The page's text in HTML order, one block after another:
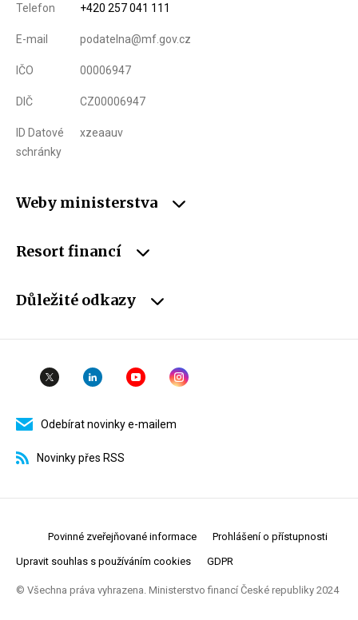
Telefon +420 257 041 111
E-mail podatelna@mf.gov.cz
IČO 00006947
DIČ CZ00006947
ID Datové
schránky
xzeaauv
Weby ministerstva
Resort financí
Důležité odkazy
Odebírat novinky e-mailem
Novinky přes RSS
Povinné zveřejňované informace Prohlášení o přístupnosti
Upravit souhlas s používáním cookies GDPR
© Všechna práva vyhrazena. Ministerstvo financí České republiky 2024